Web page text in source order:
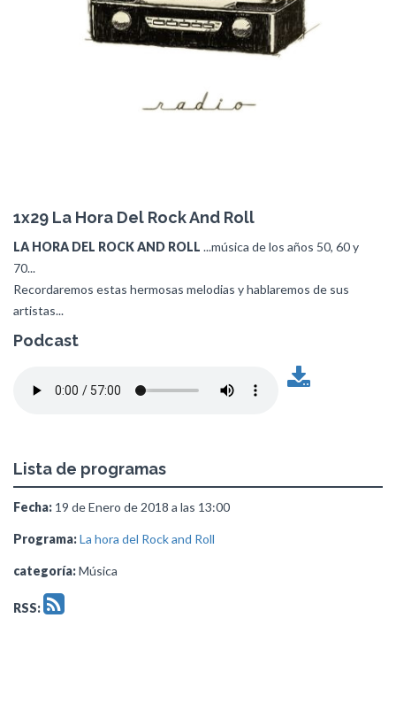
1x29 La Hora Del Rock And Roll
LA HORA DEL ROCK AND ROLL ...música de los años 50, 60 y
70...
Recordaremos estas hermosas melodias y hablaremos de sus
artistas...
Podcast
Lista de programas
Fecha: 19 de Enero de 2018 a las 13:00
Programa:La hora del Rock and Roll
categoría:Música
RSS: